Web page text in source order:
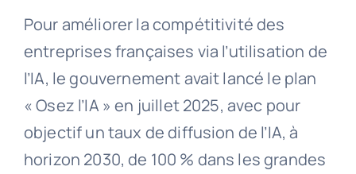
Pour améliorer la compétitivité des
entreprises françaises via l’utilisation de
l’IA, le gouvernement avait lancé le plan
« Osez l’IA » en juillet 2025, avec pour
objectif un taux de diffusion de l’IA, à
horizon 2030, de 100 % dans les grandes